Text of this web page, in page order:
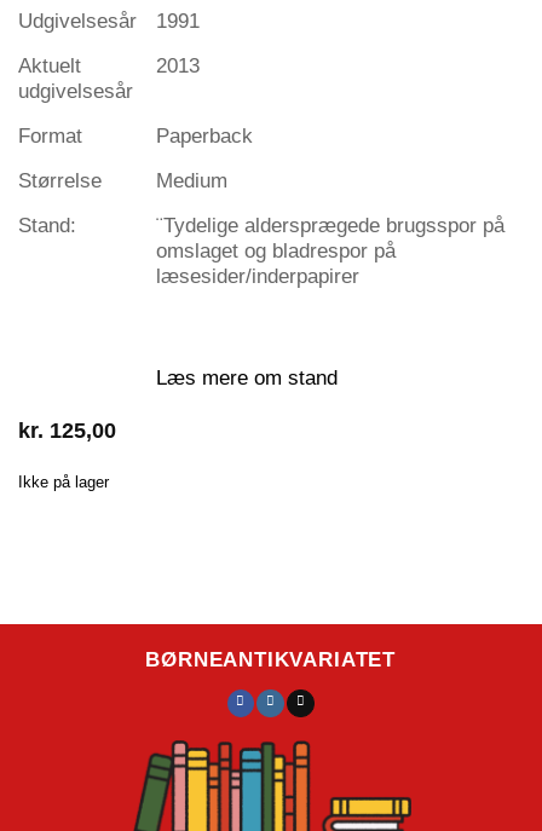
Udgivelsesår
1991
Aktuelt
udgivelsesår
2013
Format
Paperback
Størrelse
Medium
Stand:
¨Tydelige aldersprægede brugsspor på
omslaget og bladrespor på
læsesider/inderpapirer
Læs mere om stand
kr. 125,00
Ikke på lager
BØRNEANTIKVARIATET